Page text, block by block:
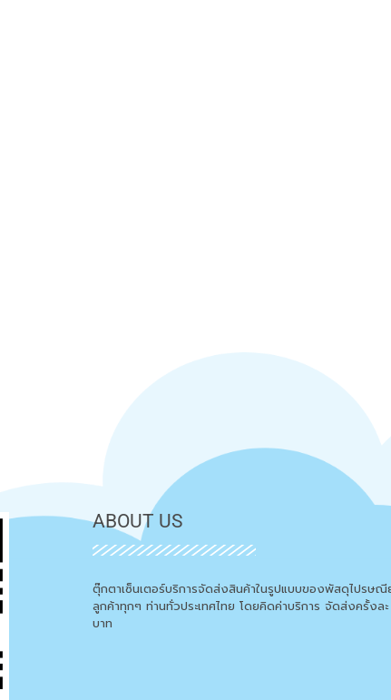
ABOUT US
ตุ๊กตาเซ็นเตอร์บริการจัดส่งสินค้าในรูปแบบของพัสดุไปรษณี
ลูกค้าทุกๆ ท่านทั่วประเทศไทย โดยคิดค่าบริการ จัดส่งครั้งล
บาท